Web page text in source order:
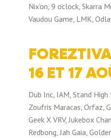
Nix’on, 9 o’clock, Skarra
Vaudou Game, LMK,
16 ET 17
Dub Inc, IAM, Stand
Zoufris Maracas, Orfaz,
Geek X VRV, Jukebox
Redbong, Jah Gaia,